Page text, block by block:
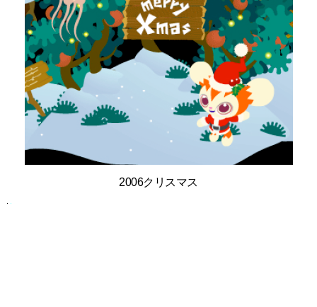
2006クリスマス